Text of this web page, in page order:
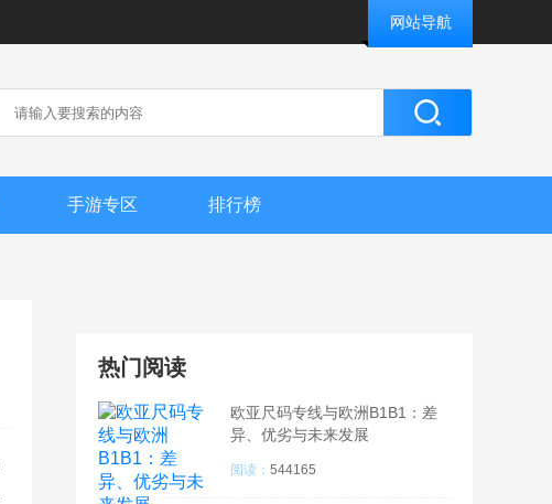
网站导航
手游专区 排行榜
热门阅读
欧亚尺码专线与欧洲B1B1：差
异、优劣与未来发展
阅读： 544165